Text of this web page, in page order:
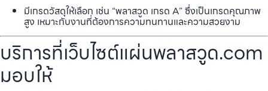
มีเกรดวัสดุให้เลือก เช่น “พลาสวูด เกรด A” ซึ่งเป็นเกรดคุณภาพ
สูง เหมาะกับงานที่ต้องการความทนทานและความสวยงาม
บริการที่เว็บไซต์แผ่นพลาสวูด.com
มอบให้